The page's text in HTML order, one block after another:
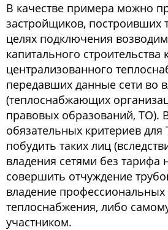
В качестве примера можно
застройщиков, построивших
целях подключения
капитального строительства
централизованного
передавших данные сети во
(теплоснабжающих
правовых образований, ТО).
обязательных критериев
побудить таких лиц
владения сетями без тарифа
совершить отчуждение
владение профессиональных
теплоснабжения, либо
участником.